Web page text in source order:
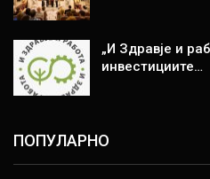
„И Здравје и
инвестициите…
ПОПУЛАРНО